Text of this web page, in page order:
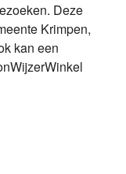
Deze
Krimpen,
kan een